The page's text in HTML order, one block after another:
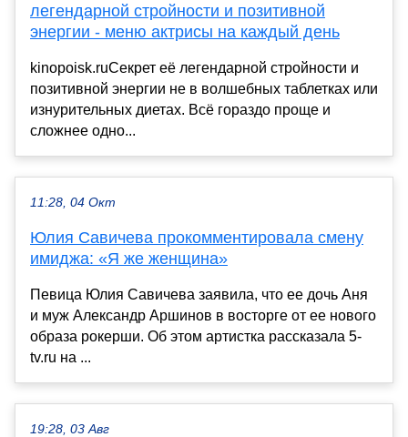
легендарной стройности и позитивной
энергии - меню актрисы на каждый день
kinopoisk.ruСекрет её легендарной стройности и
позитивной энергии не в волшебных таблетках или
изнурительных диетах. Всё гораздо проще и
сложнее одно...
11:28, 04 Окт
Юлия Савичева прокомментировала смену
имиджа: «Я же женщина»
Певица Юлия Савичева заявила, что ее дочь Аня
и муж Александр Аршинов в восторге от ее нового
образа рокерши. Об этом артистка рассказала 5-
tv.ru на ...
19:28, 03 Авг